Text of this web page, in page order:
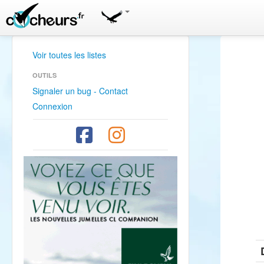
Voir toutes les listes
OUTILS
Signaler un bug - Contact
Connexion